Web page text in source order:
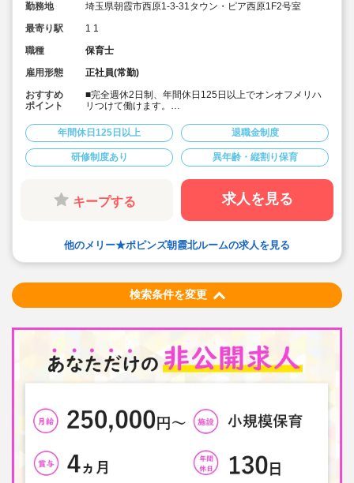
勤務地
埼玉県朝霞市西原1-3-31タウン・ピア西原1F2号室
最寄り駅
1 1
職種
保育士
雇用形態
正社員(常勤)
おすすめ
ポイント
■完全週休2日制、年間休日125日以上でオンオフメリハ
リつけて働けます。
保育園です。男女の性別問わず明るく元気な保育士様ご
活躍されています。
■充実した研修制度があります。経験少ない方も安心して
スタートいただけます。
■残業は少ないです。あった場合もしっかり支給されま
■宿舎借上げ制度も利用可能です。
■入社後は出産などに合わせて産休育休取得や時短制度、
です。
年間休日125日以上 退職金制度
研修制度あり 異年齢・縦割り保育
キープする 求人を見る
他のメリー★ポピンズ朝霞北ルームの求人を見る
検索条件を変更